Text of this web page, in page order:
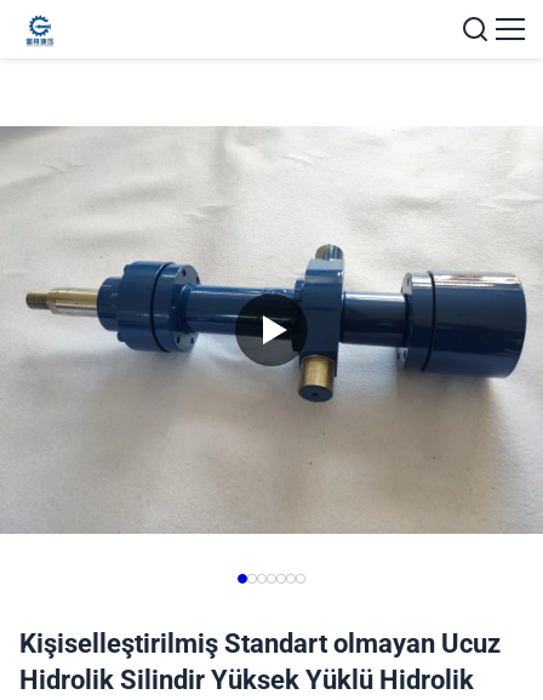
Kişiselleştirilmiş Standart olmayan Ucuz
Hidrolik Silindir Yüksek Yüklü Hidrolik